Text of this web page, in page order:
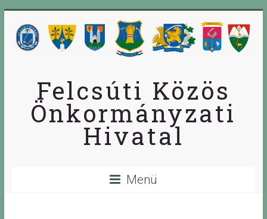
Felcsúti Közös
Önkormányzati
Hivatal
Menü